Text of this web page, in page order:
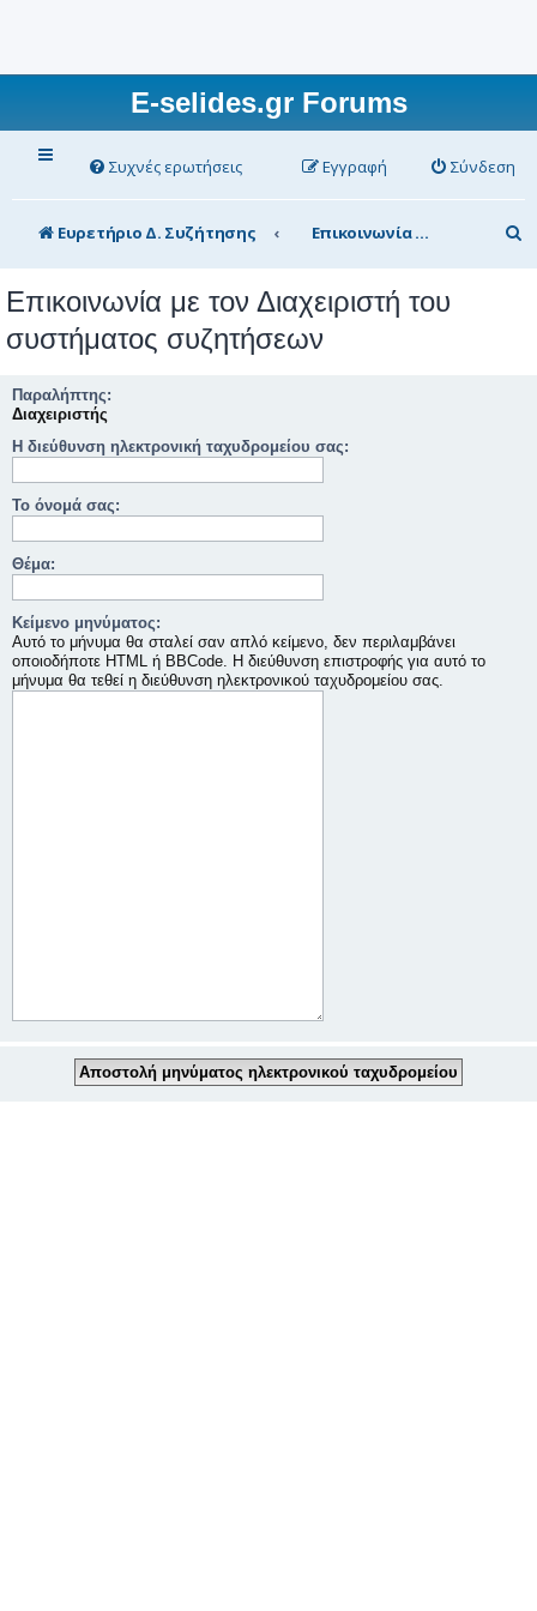
E-selides.gr Forums
Συχνές ερωτήσεις Σύνδεση
Εγγραφή
Ευρετήριο Δ. Συζήτησης Επικοινωνία με τον Διαχειριστή του συστήματος συζητήσεων
ν
Επικοινωνία με τον Διαχειριστή του
συστήματος συζητήσεων
Παραλήπτης:
Διαχειριστής
Η διεύθυνση ηλεκτρονική ταχυδρομείου σας:
Το όνομά σας:
Θέμα:
Κείμενο μηνύματος:
Αυτό το μήνυμα θα σταλεί σαν απλό κείμενο, δεν περιλαμβάνει
οποιοδήποτε HTML ή BBCode. Η διεύθυνση επιστροφής για αυτό το
μήνυμα θα τεθεί η διεύθυνση ηλεκτρονικού ταχυδρομείου σας.